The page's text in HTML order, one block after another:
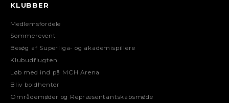
KLUBBER
Medlemsfordele
Sommerevent
Besøg af Superliga- og akademispillere
Klubudflugten
Løb med ind på MCH Arena
Bliv boldhenter
Områdemøder og Repræsentantskabsmøde